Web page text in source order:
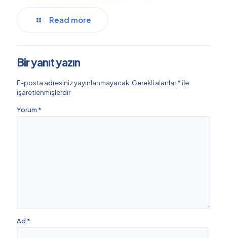
Read more
Bir yanıt yazın
E-posta adresiniz yayınlanmayacak. Gerekli alanlar*ile
işaretlenmişlerdir
Yorum *
Ad *